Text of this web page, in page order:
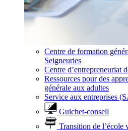
Centre de formation
Seigneuries
Centre d’entrepreneuriat
Ressources pour des
générale aux adultes
Service aux entreprises
Guichet-conseil
Transition de